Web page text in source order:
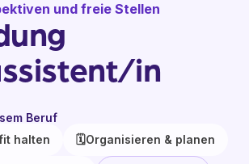
und freie Stellen
in
Beruf
halten 🗓️Organisieren & planen